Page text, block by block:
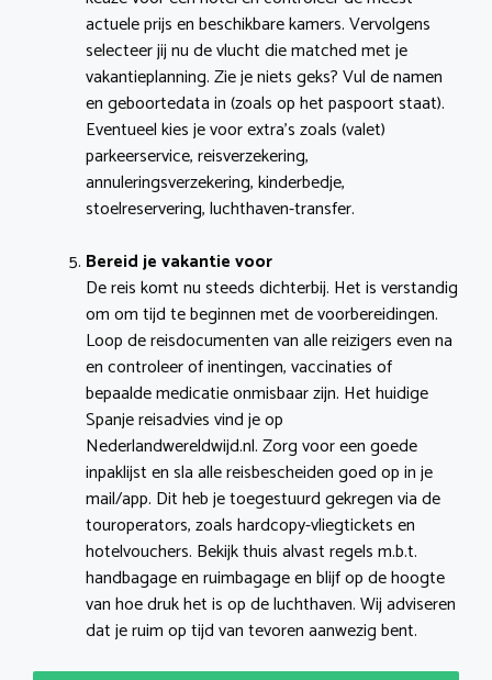
actuele prijs en beschikbare kamers. Vervolgens
selecteer jij nu de vlucht die matched met je
vakantieplanning. Zie je niets geks? Vul de namen
en geboortedata in (zoals op het paspoort staat).
Eventueel kies je voor extra’s zoals (valet)
parkeerservice, reisverzekering,
annuleringsverzekering, kinderbedje,
stoelreservering, luchthaven-transfer.
Bereid je vakantie voor
De reis komt nu steeds dichterbij. Het is verstandig
om om tijd te beginnen met de voorbereidingen.
Loop de reisdocumenten van alle reizigers even na
en controleer of inentingen, vaccinaties of
bepaalde medicatie onmisbaar zijn. Het huidige
Spanje reisadvies vind je op
Nederlandwereldwijd.nl. Zorg voor een goede
inpaklijst en sla alle reisbescheiden goed op in je
mail/app. Dit heb je toegestuurd gekregen via de
touroperators, zoals hardcopy-vliegtickets en
hotelvouchers. Bekijk thuis alvast regels m.b.t.
handbagage en ruimbagage en blijf op de hoogte
van hoe druk het is op de luchthaven. Wij adviseren
dat je ruim op tijd van tevoren aanwezig bent.